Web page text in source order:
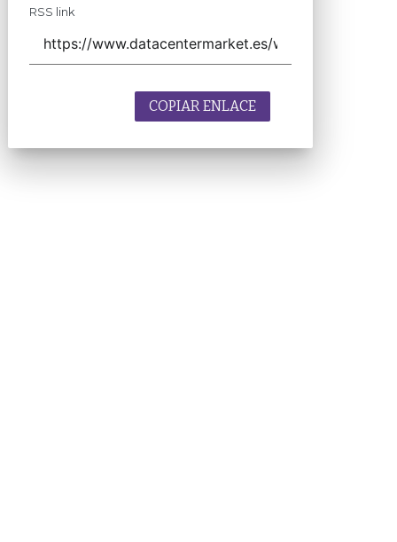
RSS link
COPIAR ENLACE